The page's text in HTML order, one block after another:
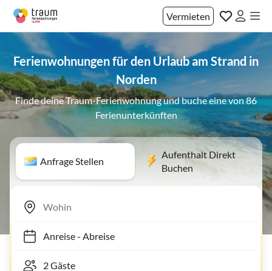
Vermieten
Ferienwohnungen für den Urlaub am Strand in
Norden
Finde deine Traum-Ferienwohnung und buche eine von 86
Ferienunterkünften
Anfrage Stellen
Aufenthalt Direkt
Buchen
Anreise- Abreise